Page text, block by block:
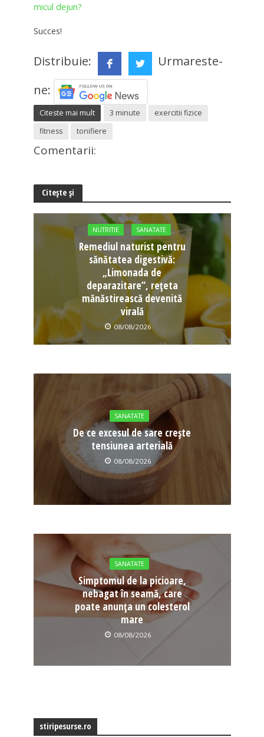
micul dejun?
Succes!
Distribuie:
Urmareste-
ne:
Citeste mai mult 3 minute
exercitii fizice
fitness
tonifiere
Comentarii:
Citește și
NUTRITIE SANATATE
Remediul naturist pentru
sănătatea digestivă:
„Limonada de
deparazitare”, rețeta
mănăstirească devenită
virală
08/08/2026
SANATATE
De ce excesul de sare crește
tensiunea arterială
08/08/2026
SANATATE
Simptomul de la picioare,
nebagat în seamă, care
poate anunța un colesterol
mare
08/08/2026
stiripesurse.ro